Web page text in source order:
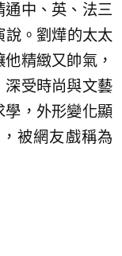
通中、英、法三
說。劉燁的太太
精緻又帥氣，
深受時尚與文藝
學，外形變化顯
被網友戲稱為